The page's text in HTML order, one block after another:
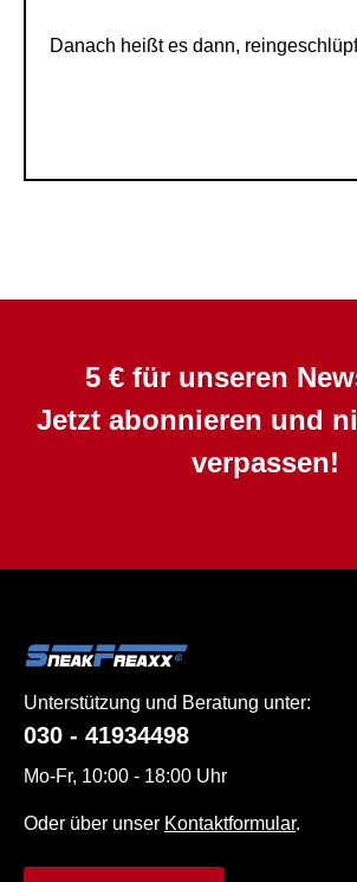
Danach heißt es dann,
5 € für unseren
Jetzt abonnieren und
verpassen!
Unterstützung und Beratung unter:
030 - 41934498
Mo-Fr, 10:00 - 18:00 Uhr
Oder über unser Kontaktformular.